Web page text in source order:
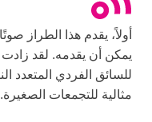
أولاً، يقدم هذا الطراز
للسائق الفردي المتعدد
مثالية للتجمعات الصغيرة.